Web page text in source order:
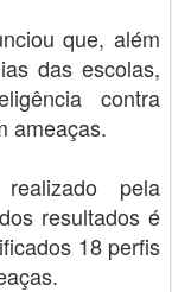
que, além
das escolas,
contra
ameaças.
pela
resultados é
18 perfis